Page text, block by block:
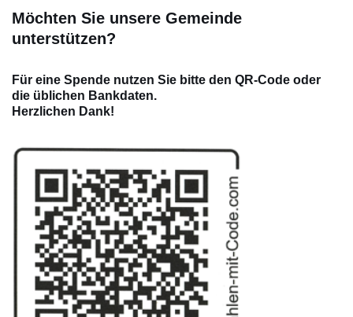
Möchten Sie unsere Gemeinde
unterstützen?
Für eine Spende nutzen Sie bitte den QR-Code oder
die üblichen Bankdaten.
Herzlichen Dank!